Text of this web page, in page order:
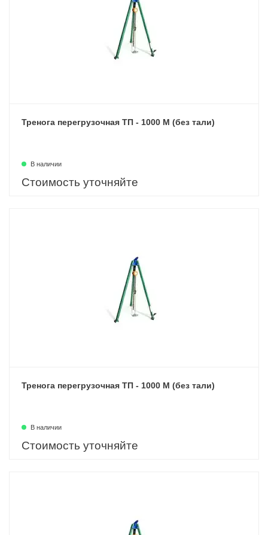
Тренога перегрузочная ТП - 1000 М (без тали)
В наличии
Стоимость уточняйте
Тренога перегрузочная ТП - 1000 М (без тали)
В наличии
Стоимость уточняйте